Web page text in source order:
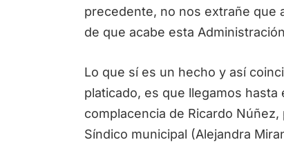
precedente, no nos extrañe que
de que acabe esta
Lo que sí es un hecho y así
platicado, es que llegamos hasta
complacencia de Ricardo
Síndico municipal (Alejandra